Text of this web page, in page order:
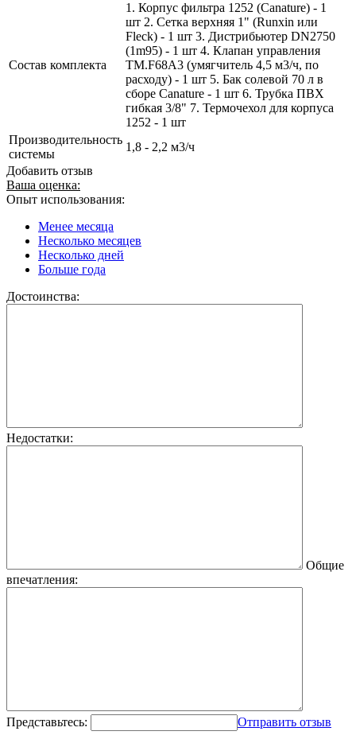
Состав комплекта
1. Корпус фильтра 1252 (Canature) - 1
шт 2. Сетка верхняя 1" (Runxin или
Fleck) - 1 шт 3. Дистрибьютер DN2750
(1m95) - 1 шт 4. Клапан управления
TM.F68A3 (умягчитель 4,5 м3/ч, по
расходу) - 1 шт 5. Бак солевой 70 л в
сборе Canature - 1 шт 6. Трубка ПВХ
гибкая 3/8" 7. Термочехол для корпуса
1252 - 1 шт
Производительность
системы
1,8 - 2,2 м3/ч
Добавить отзыв
Ваша оценка:
Опыт использования:
Менее месяца
Несколько месяцев
Несколько дней
Больше года
Достоинства:
Недостатки:
Общие
впечатления:
Представьтесь: Отправить отзыв